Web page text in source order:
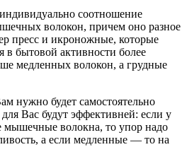
соотношение
волокон, причем оно разное
пресс и икроножные, которые
в бытовой активности более
медленных волокон, а грудные
нужно будет самостоятельно
Вас будут эффективней: если у
мышечные волокна, то упор надо
а если медленные — то на